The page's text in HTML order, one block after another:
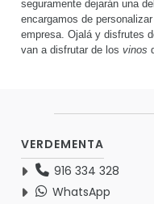
seguramente dejarán una
encargamos de
empresa. Ojalá y disfrutes
van a disfrutar de los vinos
VERDEMENTA
916 334 328
WhatsApp